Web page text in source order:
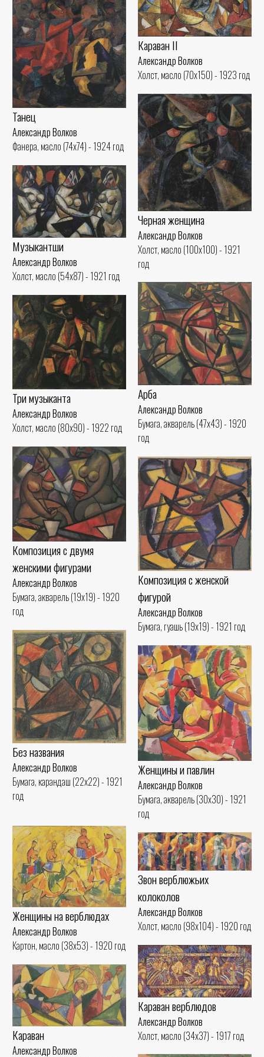
Караван II
Александр Волков
Холст, масло (70x150) - 1923 год
Танец
Александр Волков
Фанера, масло (74x74) - 1924 год
Черная женщина
Александр Волков
Холст, масло (100x100) - 1921
год
Музыкантши
Александр Волков
Холст, масло (54x87) - 1921 год
Арба
Александр Волков
Бумага, акварель (47x43) - 1920
год
Три музыканта
Александр Волков
Холст, масло (80x90) - 1922 год
Композиция с двумя
женскими фигурами
Александр Волков
Бумага, акварель (19x19) - 1920
год
Композиция с женской
фигурой
Александр Волков
Бумага, гуашь (19x19) - 1921 год
Без названия
Александр Волков
Бумага, карандаш (22x22) - 1921
год
Женщины и павлин
Александр Волков
Бумага, акварель (30x30) - 1921
год
Женщины на верблюдах
Александр Волков
Картон, масло (38x53) - 1920 год
Звон верблюжьих
колоколов
Александр Волков
Холст, масло (98x104) - 1920 год
Караван верблюдов
Александр Волков
Холст, масло (34x37) - 1917 год
Караван
Александр Волков